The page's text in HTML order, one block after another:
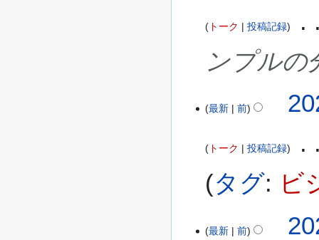
トーク 投稿記録
ンプルの
最新 前
トーク 投稿記録
タグ: ビ
最新 前